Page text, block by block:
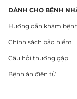
DÀNH CHO BỆNH
Hướng dẫn khám
Chính sách bảo hiểm
Câu hỏi thường gặp
Bệnh án điện tử